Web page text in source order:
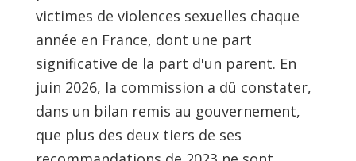
victimes de violences sexuelles chaque
année en France, dont une part
significative de la part d'un parent. En
juin 2026, la commission a dû constater,
dans un bilan remis au gouvernement,
que plus des deux tiers de ses